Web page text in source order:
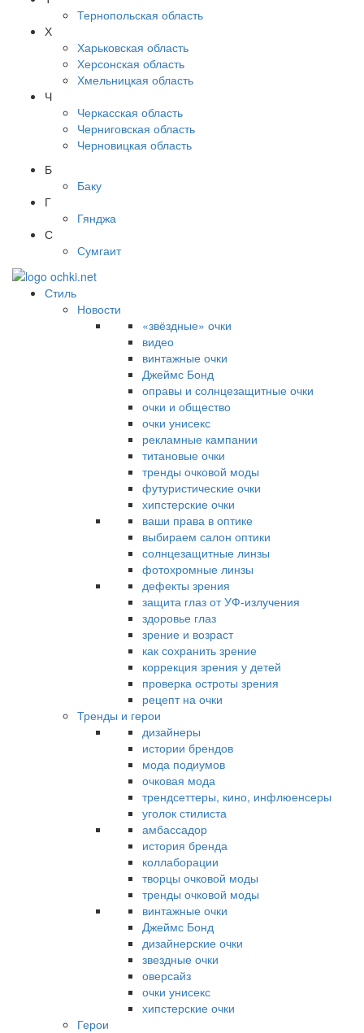
Тернопольская область
Х
Харьковская область
Херсонская область
Хмельницкая область
Ч
Черкасская область
Черниговская область
Черновицкая область
Б
Баку
Г
Гянджа
С
Сумгаит
Стиль
Новости
«звёздные» очки
видео
винтажные очки
Джеймс Бонд
оправы и солнцезащитные очки
очки и общество
очки унисекс
рекламные кампании
титановые очки
тренды очковой моды
футуристические очки
хипстерские очки
ваши права в оптике
выбираем салон оптики
солнцезащитные линзы
фотохромные линзы
дефекты зрения
защита глаз от УФ-излучения
здоровье глаз
зрение и возраст
как сохранить зрение
коррекция зрения у детей
проверка остроты зрения
рецепт на очки
Тренды и герои
дизайнеры
истории брендов
мода подиумов
очковая мода
трендсеттеры, кино, инфлюенсеры
уголок стилиста
амбассадор
история бренда
коллаборации
творцы очковой моды
тренды очковой моды
винтажные очки
Джеймс Бонд
дизайнерские очки
звездные очки
оверсайз
очки унисекс
хипстерские очки
Герои